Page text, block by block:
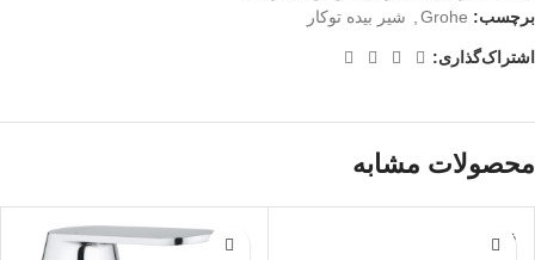
برچسب: Grohe شیر بیده توکار
اشتراک‌گذاری:
محصولات مشابه
فروخته
شده